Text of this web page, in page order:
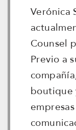
Verónica
Counsel
Previo a
boutique